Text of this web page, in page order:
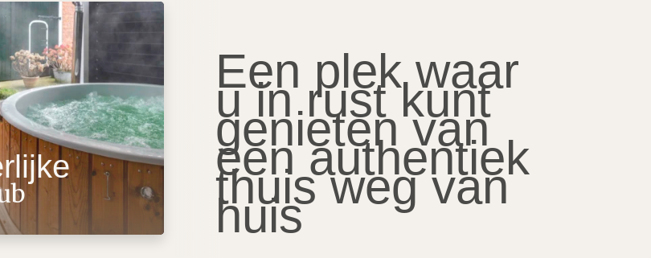
Een plek waar
u in rust kunt
genieten van
een authentiek
thuis weg van
huis